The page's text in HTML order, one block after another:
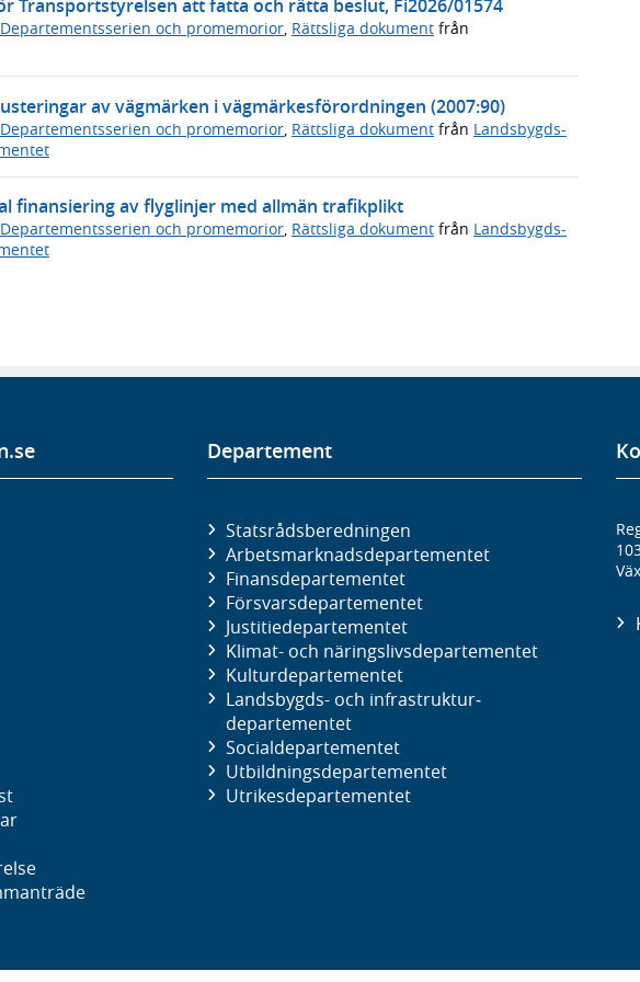
Transportstyrelsen att fatta och rätta beslut, Fi2026/01574
Departementsserien och promemorior, Rättsliga dokument från
av vägmärken i vägmärkesförordningen (2007:90)
Departementsserien och promemorior Rättsliga dokument från Landsbygds-
finansiering av flyglinjer med allmän trafikplikt
Departementsserien och promemorior, Rättsliga dokument från Landsbygds-
Departement
Statsrådsberedningen
Arbetsmarknads­departementet
Finans­departementet
Försvars­departementet
Justitie­departementet
Klimat- och näringslivs­departementet
Kultur­departementet
Landsbygds- och infrastruktur­
departementet
Social­departementet
Utbildnings­departementet
Utrikes­departementet